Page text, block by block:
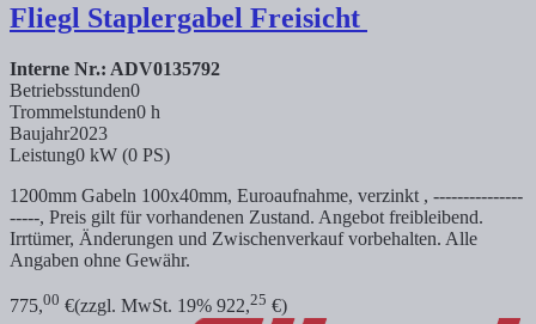
Fliegl Staplergabel Freisicht
Interne Nr.: ADV0135792
Betriebsstunden0
Trommelstunden0 h
Baujahr2023
Leistung0 kW (0 PS)
1200mm Gabeln 100x40mm, Euroaufnahme, verzinkt , ---------------
-----, Preis gilt für vorhandenen Zustand. Angebot freibleibend.
Irrtümer, Änderungen und Zwischenverkauf vorbehalten. Alle
Angaben ohne Gewähr.
775,00 €(zzgl. MwSt. 19% 922,25 €)